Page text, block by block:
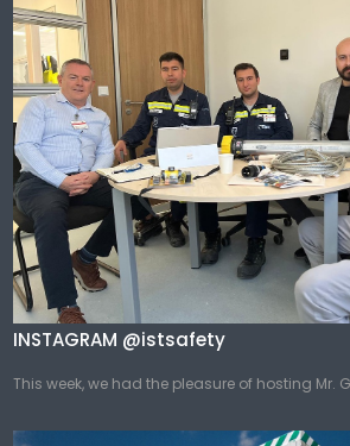
INSTAGRAM @istsafety
This week, we had the pleasure of hosting Mr.